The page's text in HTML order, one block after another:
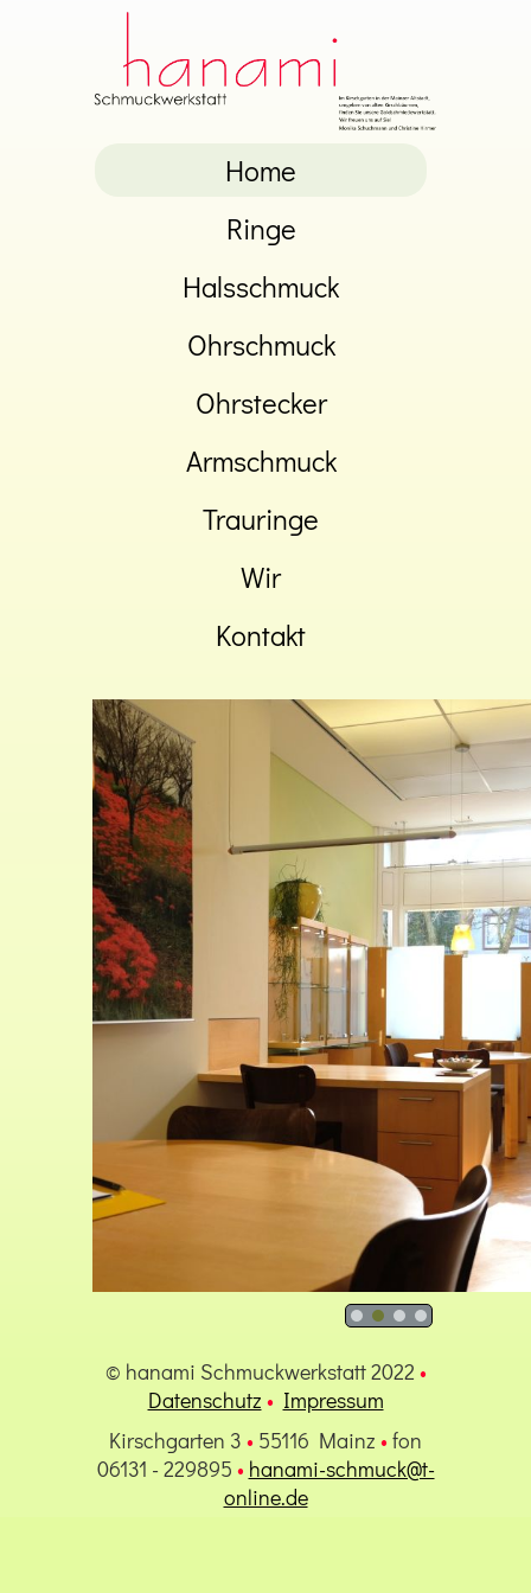
Home
Ringe
Halsschmuck
Ohrschmuck
Ohrstecker
Armschmuck
Trauringe
Wir
Kontakt
© hanami Schmuckwerkstatt 2022 •
Datenschutz • Impressum
Kirschgarten 3 • 55116 Mainz • fon
06131 - 229895 • hanami-schmuck@t-
online.de